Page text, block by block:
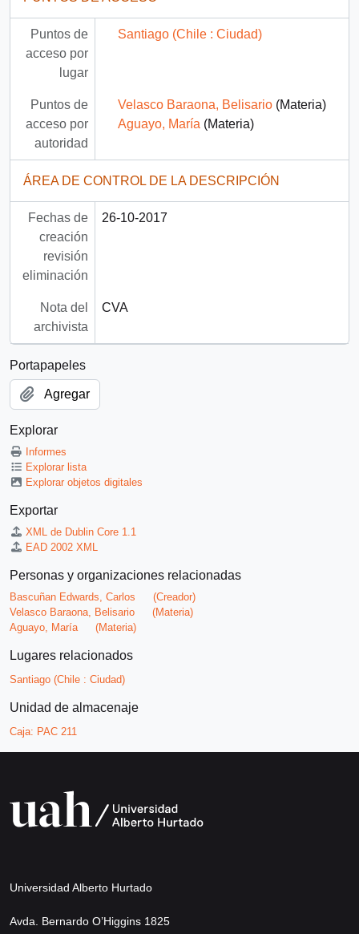
Puntos de
acceso por
lugar
Santiago (Chile : Ciudad)
Puntos de
acceso por
autoridad
Velasco Baraona, Belisario(Materia)
Aguayo, María (Materia)
ÁREA DE CONTROL DE LA DESCRIPCIÓN
Fechas de
creación
revisión
eliminación
26-10-2017
Nota del
archivista
CVA
Portapapeles
Agregar
Explorar
Informes
Explorar lista
Explorar objetos digitales
Exportar
XML de Dublin Core 1.1
EAD 2002 XML
Personas y organizaciones relacionadas
Bascuñan Edwards, Carlos
(Creador)
Velasco Baraona, Belisario
(Materia)
Aguayo, María
(Materia)
Lugares relacionados
Santiago (Chile : Ciudad)
Unidad de almacenaje
Caja: PAC 211
Universidad Alberto Hurtado
Avda. Bernardo O’Higgins 1825